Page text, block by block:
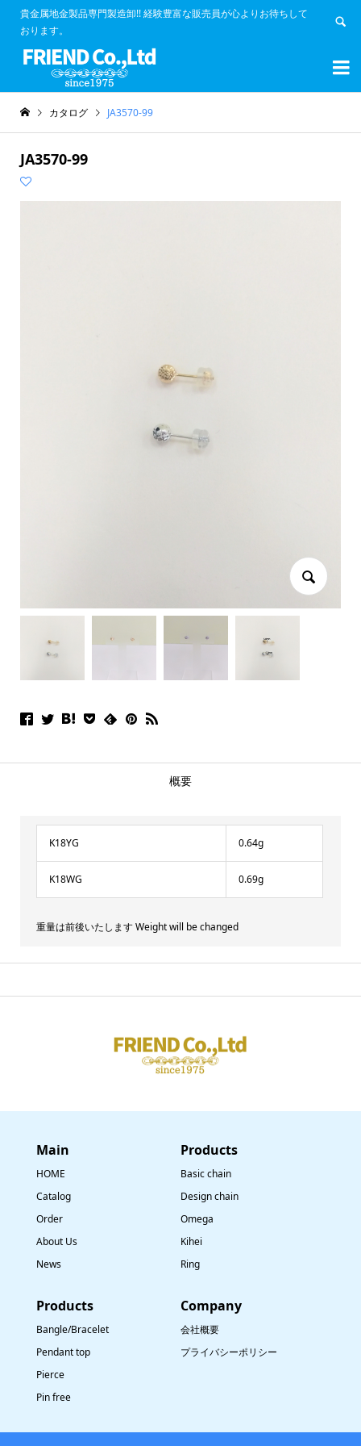
貴金属地金製品専門製造卸!! 経験豊富な販売員が心よりお待ちして
おります。


カタログ JA3570-99
JA3570-99
概要
K18YG 0.64g
K18WG 0.69g
重量は前後いたします Weight will be changed
Main
HOME
Catalog
Order
About Us
News
​Products
Basic chain
Design chain
Omega
Kihei
Ring
​Products
Bangle/Bracelet
Pendant top
Pierce
Pin free
Company
会社概要
プライバシーポリシー